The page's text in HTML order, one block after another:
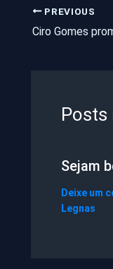
PREVIOUS
Posts
Sejam
Deixe um
Legnas